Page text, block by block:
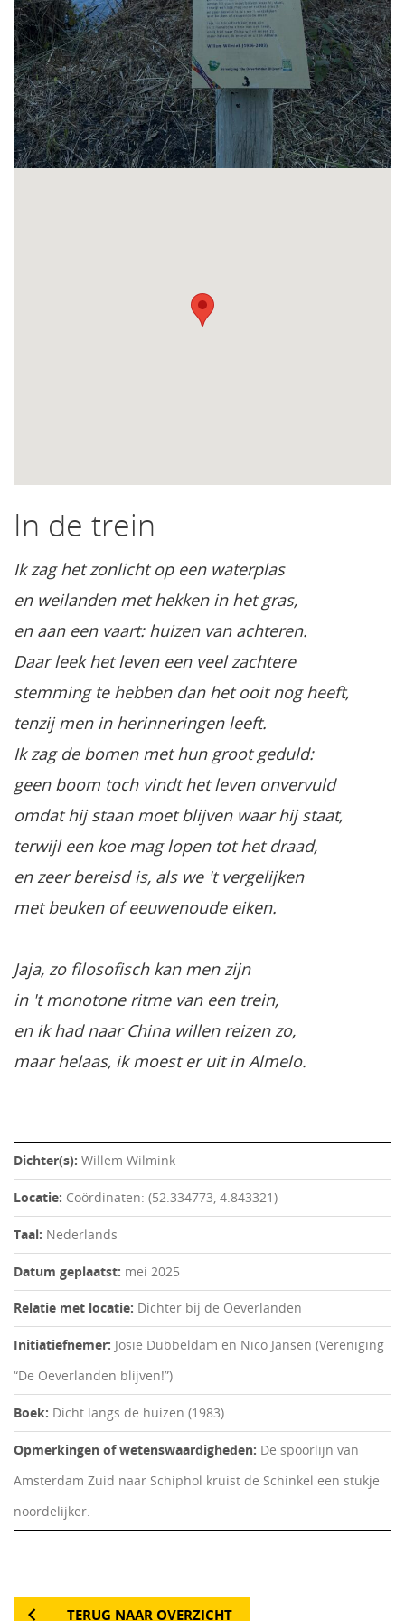
In de trein
Ik zag het zonlicht op een waterplas
en weilanden met hekken in het gras,
en aan een vaart: huizen van achteren.
Daar leek het leven een veel zachtere
stemming te hebben dan het ooit nog heeft,
tenzij men in herinneringen leeft.
Ik zag de bomen met hun groot geduld:
geen boom toch vindt het leven onvervuld
omdat hij staan moet blijven waar hij staat,
terwijl een koe mag lopen tot het draad,
en zeer bereisd is, als we 't vergelijken
met beuken of eeuwenoude eiken.
Jaja, zo filosofisch kan men zijn
in 't monotone ritme van een trein,
en ik had naar China willen reizen zo,
maar helaas, ik moest er uit in Almelo.
Dichter(s): Willem Wilmink
Locatie: Coördinaten: (52.334773, 4.843321)
Taal: Nederlands
Datum geplaatst: mei 2025
Relatie met locatie: Dichter bij de Oeverlanden
Initiatiefnemer: Josie Dubbeldam en Nico Jansen (Vereniging
“De Oeverlanden blijven!”)
Boek: Dicht langs de huizen (1983)
Opmerkingen of wetenswaardigheden: De spoorlijn van
Amsterdam Zuid naar Schiphol kruist de Schinkel een stukje
noordelijker.
TERUG NAAR OVERZICHT